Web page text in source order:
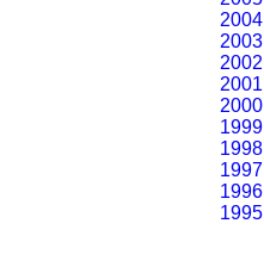
2004
2003
2002
2001
2000
1999
1998
1997
1996
1995